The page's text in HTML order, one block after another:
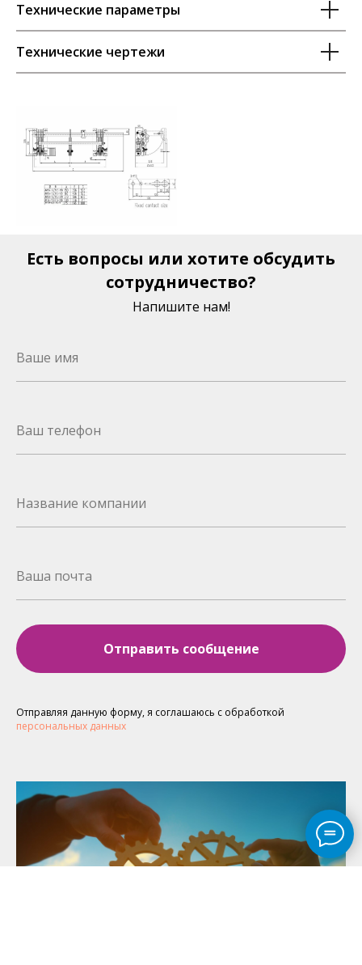
Технические параметры
Технические чертежи
Есть вопросы или хотите обсудить
сотрудничество?
Напишите нам!
Отправить сообщение
Отправляя данную форму, я соглашаюсь с обработкой
персональных данных